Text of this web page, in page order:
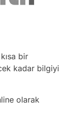
kısa bir
kadar bilgiyi
olarak